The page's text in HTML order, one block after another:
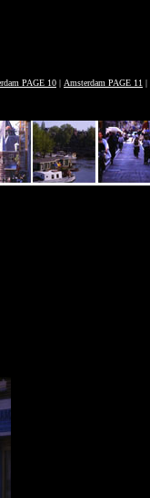
PAGE 10 | Amsterdam PAGE 11 |